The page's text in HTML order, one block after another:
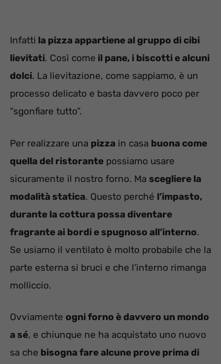
Infatti la pizza appartiene al gruppo di cibi
lievitati. Così come il pane, i biscotti e alcuni
dolci. La lievitazione, come sappiamo, è un
processo delicato e basta davvero poco per
“sgonfiare tutto”.
Per realizzare una pizza in casa buona come
quella del ristorante possiamo usare
sicuramente il nostro forno. Ma scegliere la
modalità statica. Questo perché l’impasto,
durante la cottura possa diventare
fragrante ai bordi e spugnoso all’interno.
Se usiamo il ventilato è molto probabile che la
parte esterna si bruci e che l’interno rimanga
molliccio.
Ovviamente ogni forno è davvero un mondo
a sé, e chiunque ne ha acquistato uno nuovo
sa che bisogna fare alcune prove prima di